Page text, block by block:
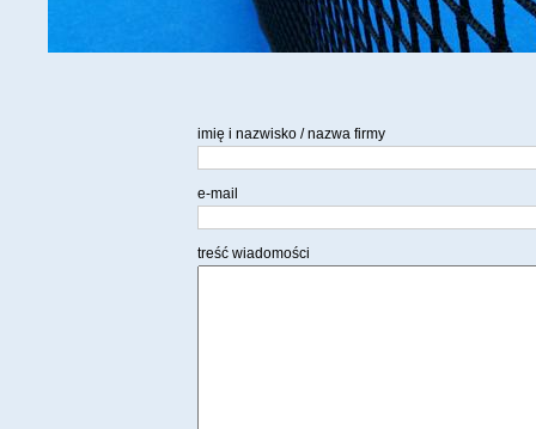
imię i nazwisko / nazwa firmy
e-mail
treść wiadomości